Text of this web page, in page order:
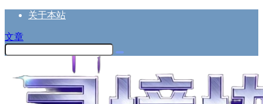
关于本站
文章